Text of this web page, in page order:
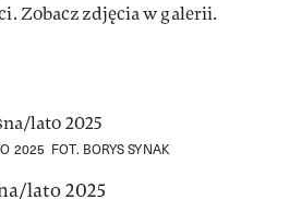
Zobacz zdjęcia w galerii.
2025 FOT. BORYS SYNAK
lato 2025